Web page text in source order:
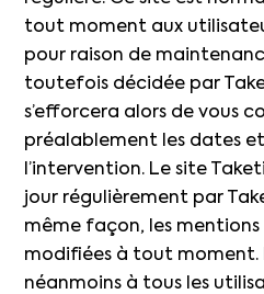
tout moment aux
pour raison de
toutefois décidée par
s’efforcera alors de vous
préalablement les dates
l’intervention. Le site
jour régulièrement par
même façon, les
modifiées à tout moment.
néanmoins à tous les